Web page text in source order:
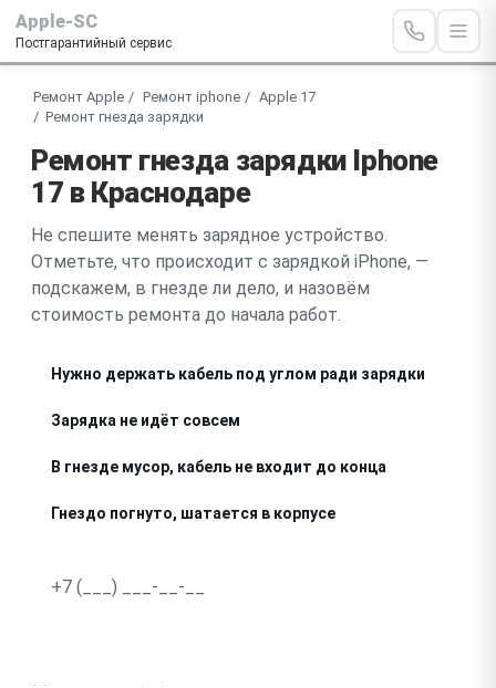
Apple-SC
Постгарантийный сервис
Ремонт Apple Ремонт iphone
Apple 17
Ремонт гнезда зарядки
Ремонт гнезда зарядки Iphone
17 в Краснодаре
Не спешите менять зарядное устройство.
Отметьте, что происходит с зарядкой iPhone, —
подскажем, в гнезде ли дело, и назовём
стоимость ремонта до начала работ.
Нужно держать кабель под углом ради зарядки
Зарядка не идёт совсем
В гнезде мусор, кабель не входит до конца
Гнездо погнуто, шатается в корпусе